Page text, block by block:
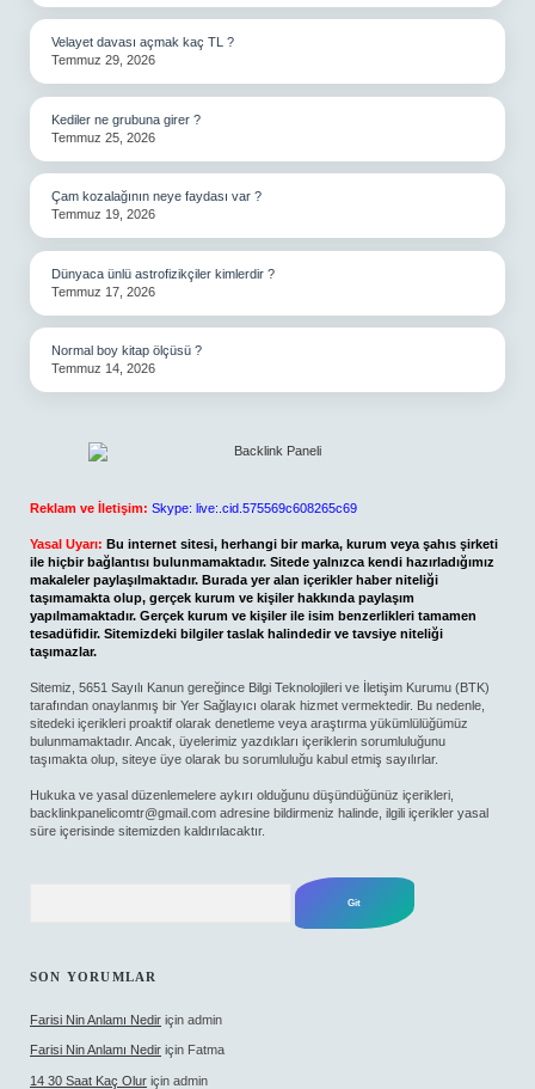
Velayet davası açmak kaç TL ?
Temmuz 29, 2026
Kediler ne grubuna girer ?
Temmuz 25, 2026
Çam kozalağının neye faydası var ?
Temmuz 19, 2026
Dünyaca ünlü astrofizikçiler kimlerdir ?
Temmuz 17, 2026
Normal boy kitap ölçüsü ?
Temmuz 14, 2026
Reklam ve İletişim: Skype: live:.cid.575569c608265c69
Yasal Uyarı: Bu internet sitesi, herhangi bir marka, kurum veya şahıs şirketi
ile hiçbir bağlantısı bulunmamaktadır. Sitede yalnızca kendi hazırladığımız
makaleler paylaşılmaktadır. Burada yer alan içerikler haber niteliği
taşımamakta olup, gerçek kurum ve kişiler hakkında paylaşım
yapılmamaktadır. Gerçek kurum ve kişiler ile isim benzerlikleri tamamen
tesadüfidir. Sitemizdeki bilgiler taslak halindedir ve tavsiye niteliği
taşımazlar.
Sitemiz, 5651 Sayılı Kanun gereğince Bilgi Teknolojileri ve İletişim Kurumu (BTK)
tarafından onaylanmış bir Yer Sağlayıcı olarak hizmet vermektedir. Bu nedenle,
sitedeki içerikleri proaktif olarak denetleme veya araştırma yükümlülüğümüz
bulunmamaktadır. Ancak, üyelerimiz yazdıkları içeriklerin sorumluluğunu
taşımakta olup, siteye üye olarak bu sorumluluğu kabul etmiş sayılırlar.
Hukuka ve yasal düzenlemelere aykırı olduğunu düşündüğünüz içerikleri,
backlinkpanelicomtr@gmail.com adresine bildirmeniz halinde, ilgili içerikler yasal
süre içerisinde sitemizden kaldırılacaktır.
SON YORUMLAR
Farisi Nin Anlamı Nedir için admin
Farisi Nin Anlamı Nedir için Fatma
14 30 Saat Kaç Olur için admin